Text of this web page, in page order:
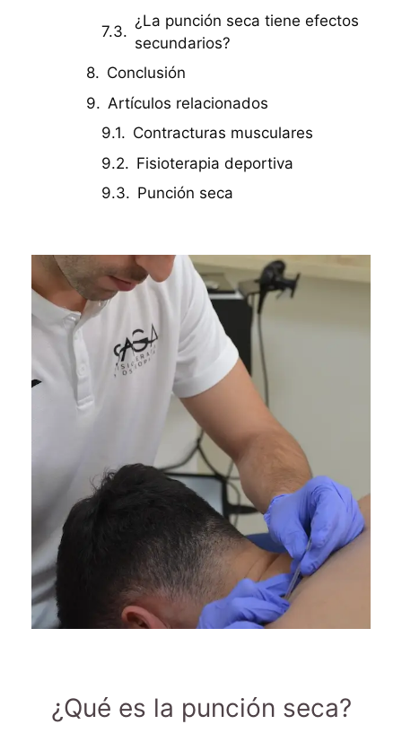
¿La punción seca tiene efectos
secundarios?
Conclusión
Artículos relacionados
Contracturas musculares
Fisioterapia deportiva
Punción seca
¿Qué es la punción seca?